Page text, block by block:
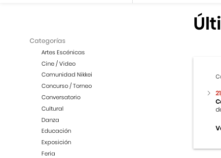
Categorías
Artes Escénicas
Cine / Video
Comunidad Nikkei
Concurso / Torneo
Conversatorio
Cultural
Danza
Educación
Exposición
Feria